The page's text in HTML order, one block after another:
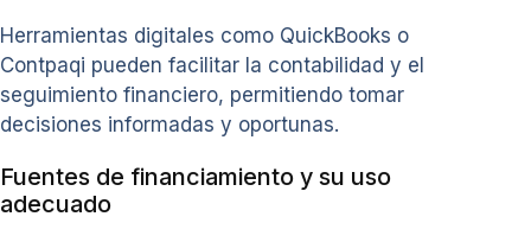
Herramientas digitales como QuickBooks o
Contpaqi pueden facilitar la contabilidad y el
seguimiento financiero, permitiendo tomar
decisiones informadas y oportunas.
Fuentes de financiamiento y su uso
adecuado